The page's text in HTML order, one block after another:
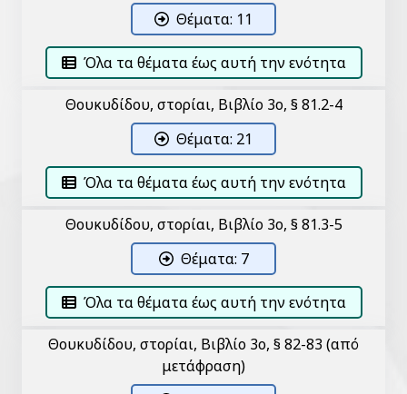
Θέματα: 11
Όλα τα θέματα έως αυτή την ενότητα
Θουκυδίδου, Ἱστορίαι, Βιβλίο 3ο, § 81.2-4
Θέματα: 21
Όλα τα θέματα έως αυτή την ενότητα
Θουκυδίδου, Ἱστορίαι, Βιβλίο 3ο, § 81.3-5
Θέματα: 7
Όλα τα θέματα έως αυτή την ενότητα
Θουκυδίδου, Ἱστορίαι, Βιβλίο 3ο, § 82-83 (από
μετάφραση)